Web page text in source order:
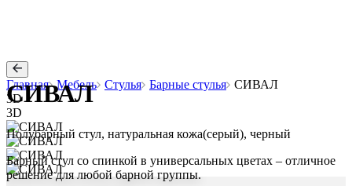
Главная Мебель Стулья Барные стулья СИВАЛ
3D
3D
СИВАЛ
Полубарный стул, натуральная кожа(серый), черный
Барный стул со спинкой в универсальных цветах – отличное
решение для любой барной группы.